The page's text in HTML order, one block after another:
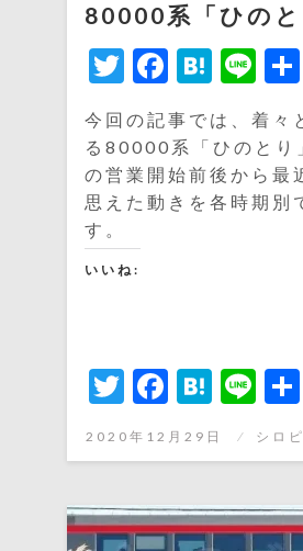
80000系「ひのと
Twitter
今回の記事では、着々
る80000系「ひのとり
の営業開始前後から最
思えた動きを各時期別
す。
いいね:
Twitter
投
日:
2020年12月29日 シロ